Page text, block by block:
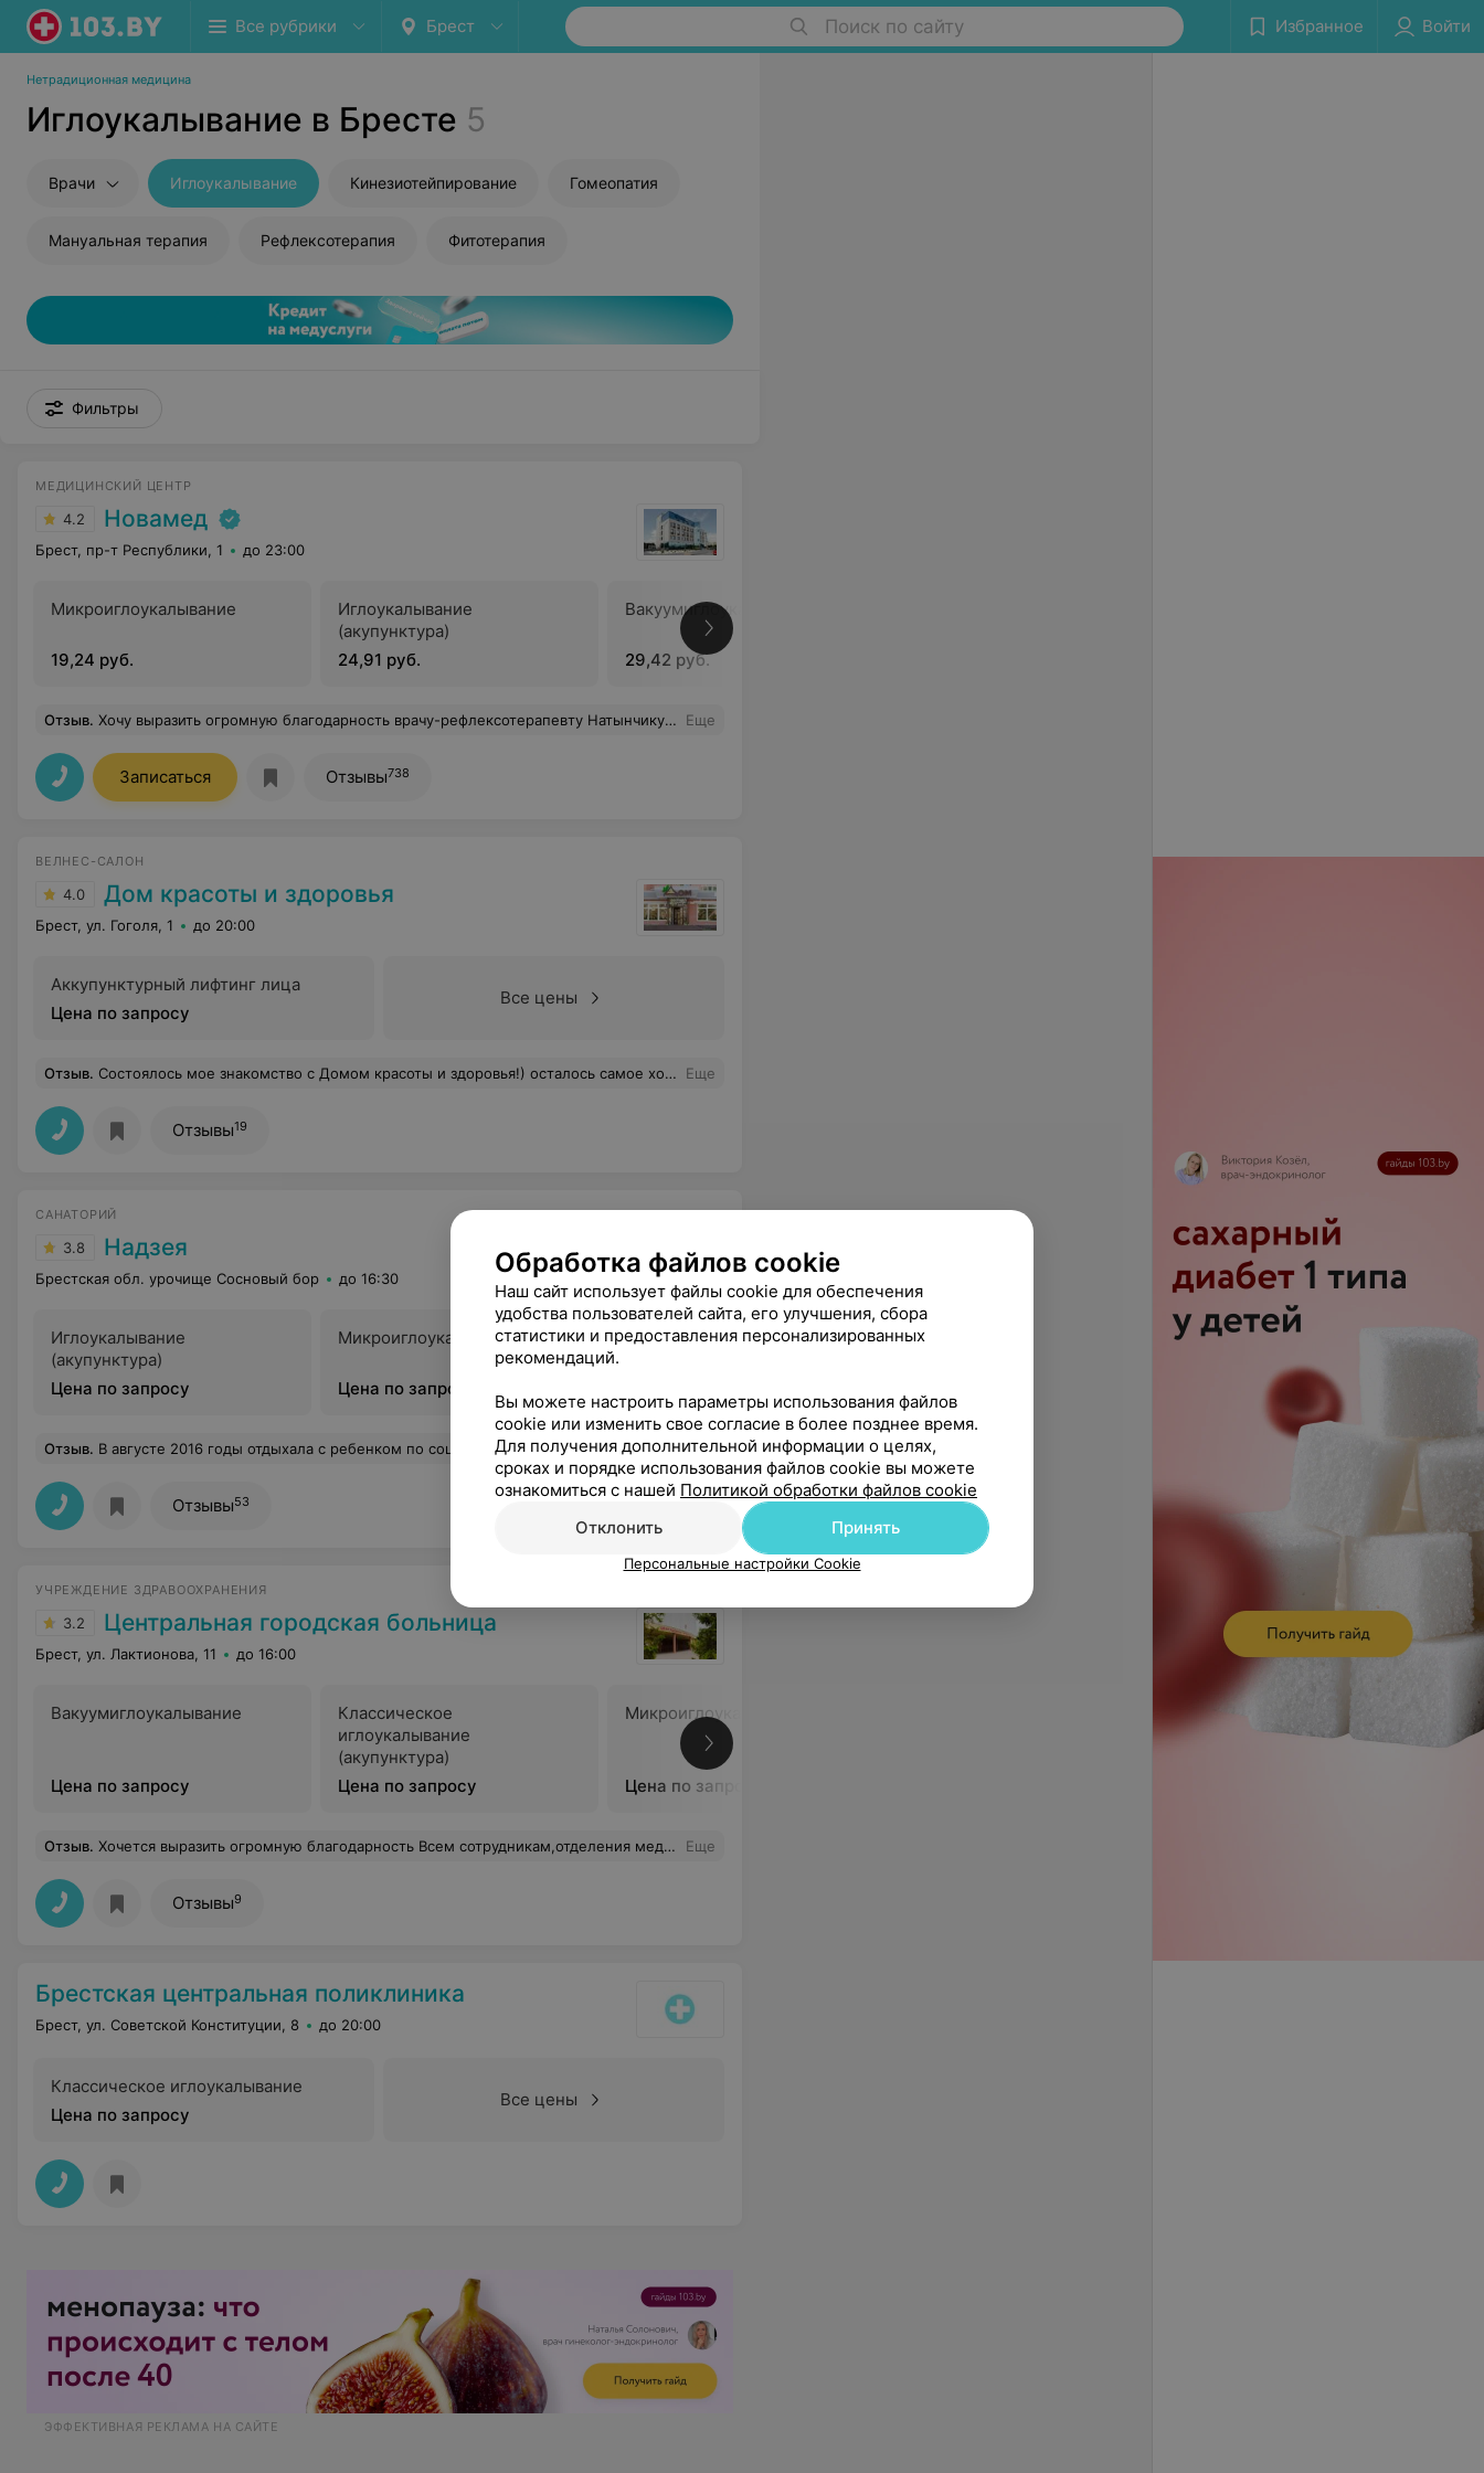
Все рубрики Брест Поиск по сайту Избранное Войти
Нетрадиционная медицина
Иглоукалывание в Бресте 5
Врачи Иглоукалывание Кинезиотейпирование Гомеопатия
Мануальная терапия Рефлексотерапия Фитотерапия
Фильтры
МЕДИЦИНСКИЙ ЦЕНТР
4.2 Новамед
Брест, пр-т Республики, 1 до 23:00
Микроиглоукалывание
19,24 руб.
Иглоукалывание
(акупунктура)
24,91 руб.
Вакуумиглоукалывание
29,42 руб.
Отзыв. Хочу выразить огромную благодарность врачу-рефлексотерапевту Натынчику Валерию Васильевичу. Прошла у него 10 сеансов иглоукалывания и очень довольна результатом. Прошли хронические боли в спине, которыми я страдала несколько месяцев. До этого я безуспешно лечилась в своей поликлинике и поняла, что медикаментозного лечения для моей болезни недостаточно, нужен другой уровень. Валерий Васильевич тщательно изучил мою историю болезни, дал необходимые советы и рекомендации. Меня поразили его глубокий подход к делу, высокий профессионализм, культура общения, отзывчивость и добросердечность. Хочу пожелать Валерию Васильевичу крепкого здоровья и дальнейших успехов в работе ! Огромное спасибо ! Еще
Записаться Отзывы738
ВЕЛНЕС-САЛОН
4.0 Дом красоты и здоровья
Брест, ул. Гоголя, 1 до 20:00
Аккупунктурный лифтинг лица
Цена по запросу
Все цены
Отзыв. Состоялось мое знакомство с Домом красоты и здоровья!) осталось самое хорошие впечатление, красивый и уютный интерьер. Приветливые и очень приятные девушки парикмахеры и администратор. Записались на стрижку в удобное для меня время, стрижкой осталась очень довольная спасибо мастеру Карине ! ДОМ КРАСОТЫ И ЗДОРОВЬЯ -это то место куда хочется вернуться) Большое вам спасибо ) Еще
Отзывы19
САНАТОРИЙ
3.8 Надзея
Брестская обл. урочище Сосновый бор до 16:30
Иглоукалывание
(акупунктура)
Цена по запросу
Микроиглоукалывание
Цена по запросу
Поверхностное
Отзыв. В августе 2016 годы отдыхала с ребенком по социальной путевке в этом санатории. Когда ехала, то думала, что бесплатно хорошим не может быть.И первое наше удивление было в столовой. На завтрак мы опоздали, но после оформления, нам сказали, что наш завтрак нас ждет и нас покормят. Порции были большие и очень вкусно. Меню разнообразное. Санаторий чистый, номера хорошие, персонал доброжелательный. Меня очень порадовало, что свой автомобиль мы могли оставить возле нашего корпуса и абсолютно бесплатно. А особую благодарность я хочу выразить врачу иглорефлексотерапевту Шлейко А.И. Я долгие годы мучилась со спиной. И уже ничего не помогало. И на массаже я просто плакала от боли. И массажит мне порекомендовала сходить к иглорефлексотерапевту. И я к нему попала. Он сделал чудо. Я сейчас живу без боли. В этом году нам не дали социальную путевку в этой санаторий. Но мы уже заказали путевки и поедем за полную стоимость, именно в Надзею. Еще
Отзывы53
УЧРЕЖДЕНИЕ ЗДРАВООХРАНЕНИЯ
3.2 Центральная городская больница
Брест, ул. Лактионова, 11 до 16:00
Вакуумиглоукалывание
Цена по запросу
Классическое
иглоукалывание
(акупунктура)
Цена по запросу
Микроиглоукалывание
Цена по запросу
Отзыв. Хочется выразить огромную благодарность Всем сотрудникам,отделения медицинской реабилитации номер 1 ОЦМР. За чуткость и заботу персонала,доброжелательность по отношению ко всем пациентам. Низкий поклон заведующей отделением Татьяне Сергеевне, за слаженность работы коллектива. Выражаю глубокую признательность и благодарю,за высокий профессионализм лечащего врача Татьяну Александровну. Отдельно хочется отметить и поблагодарить,за высокий уровень профессионализма и индивидуальный подход к каждому пациенту, врача реабилитолога Игоря Яковлевича. Также хочется выразить благодарность и огромное спасибо,за оперативность в обеспечении нужными медицинскими препаратами старшую медицинскую сестру Татьяну Васильевну.Огромная благодарность палатным медсёстрам и медсёстрам процедурного кабинета. Все они проявили лучшие человеческие качества: душевность, теплоту и заботливость, терпение. Еще
Отзывы9
Брестская центральная поликлиника
Брест, ул. Советской Конституции, 8 до 20:00
Классическое иглоукалывание
Цена по запросу
Все цены
ЭФФЕКТИВНАЯ РЕКЛАМА НА САЙТЕ
Обработка файлов cookie
Наш сайт использует файлы cookie для обеспечения
удобства пользователей сайта, его улучшения, сбора
статистики и предоставления персонализированных
рекомендаций.
Вы можете настроить параметры использования файлов
cookie или изменить свое согласие в более позднее время.
Для получения дополнительной информации о целях,
сроках и порядке использования файлов cookie вы можете
ознакомиться с нашей Политикой обработки файлов cookie
Отклонить
Принять
Персональные настройки Cookie